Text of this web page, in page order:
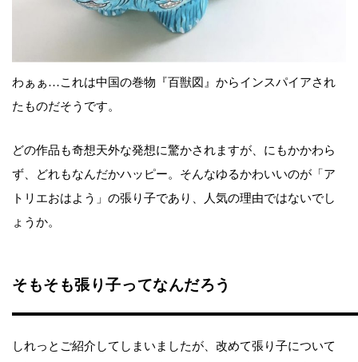
わぁぁ…これは中国の巻物『百獣図』からインスパイアされ
たものだそうです。
どの作品も奇想天外な発想に驚かされますが、にもかかわら
ず、どれもなんだかハッピー。そんなゆるかわいいのが「ア
トリエおはよう」の張り子であり、人気の理由ではないでし
ょうか。
そもそも張り子ってなんだろう
しれっとご紹介してしまいましたが、改めて張り子について